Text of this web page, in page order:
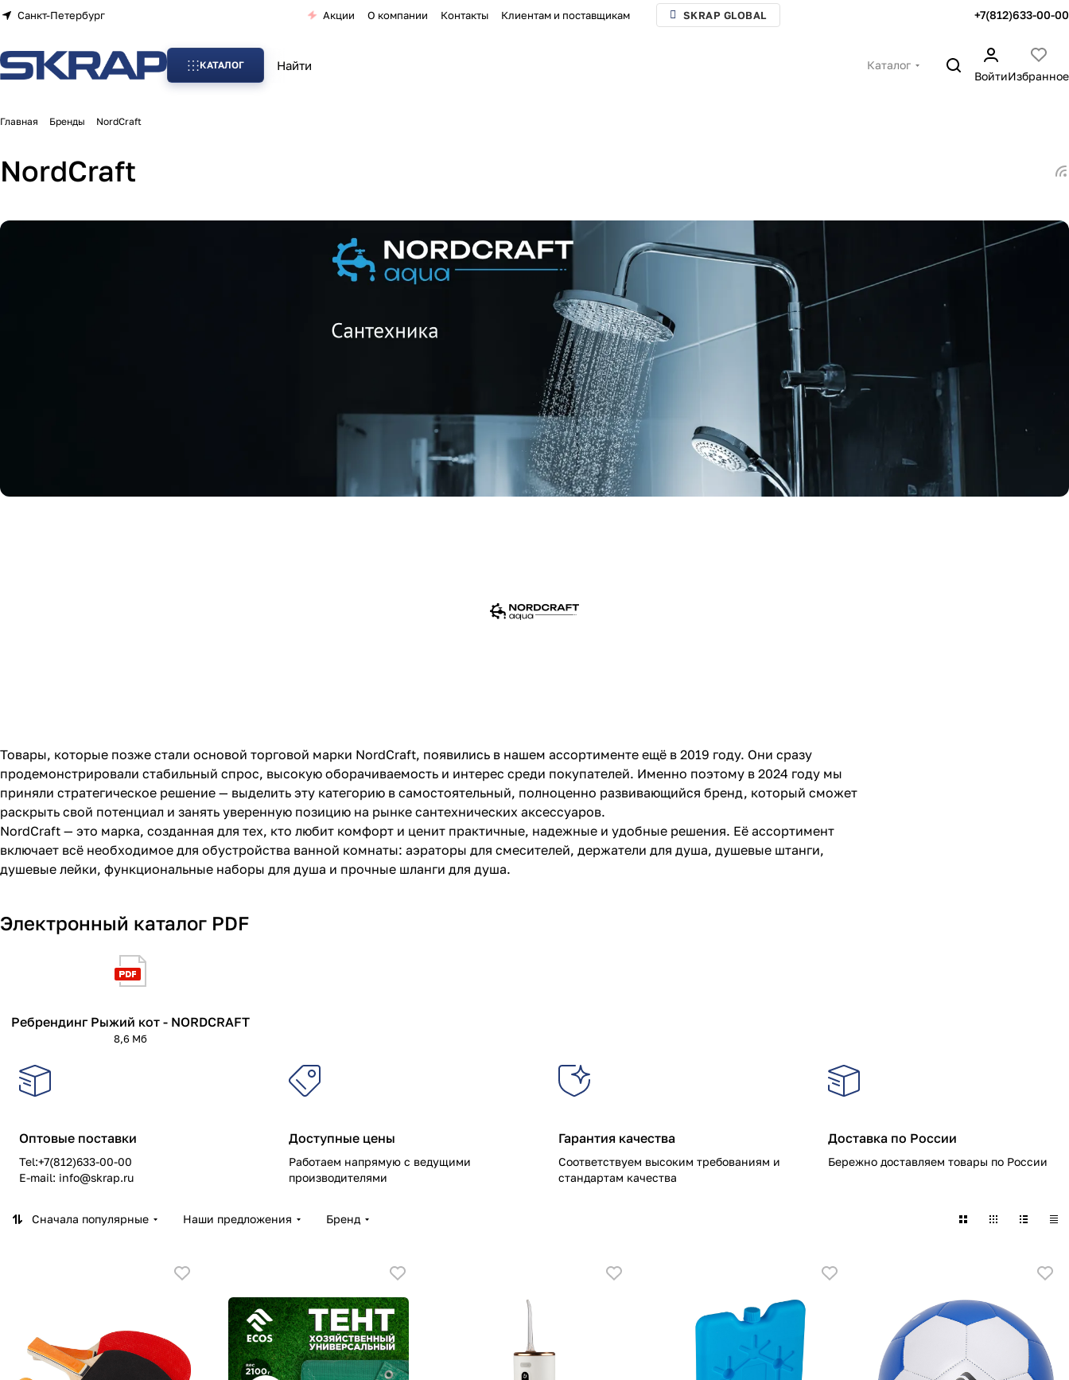
Санкт-Петербург Акции О компании Контакты Клиентам и поставщикам SKRAP GLOBAL +7(812)633-00-00
КАТАЛОГ
Каталог
ВойтиИзбранное
Главная Бренды NordCraft
NordCraft
Товары, которые позже стали основой торговой марки NordCraft, появились в нашем ассортименте ещё в 2019 году. Они сразу
продемонстрировали стабильный спрос, высокую оборачиваемость и интерес среди покупателей. Именно поэтому в 2024 году мы
приняли стратегическое решение — выделить эту категорию в самостоятельный, полноценно развивающийся бренд, который сможет
раскрыть свой потенциал и занять уверенную позицию на рынке сантехнических аксессуаров.
NordCraft — это марка, созданная для тех, кто любит комфорт и ценит практичные, надежные и удобные решения. Её ассортимент
включает всё необходимое для обустройства ванной комнаты: аэраторы для смесителей, держатели для душа, душевые штанги,
душевые лейки, функциональные наборы для душа и прочные шланги для душа.
Электронный каталог PDF
Ребрендинг Рыжий кот - NORDCRAFT
8,6 Мб
Оптовые поставки
Tel:+7(812)633-00-00
E-mail: info@skrap.ru
Доступные цены
Работаем напрямую с ведущими
производителями
Гарантия качества
Соответствуем высоким требованиям и
стандартам качества
Доставка по России
Бережно доставляем товары по России
Сначала популярные Наши предложения Бренд